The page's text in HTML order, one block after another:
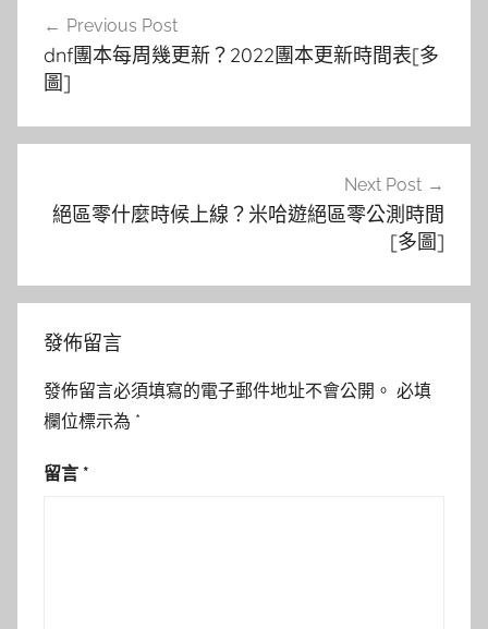
覽
Previous Post
dnf團本每周幾更新？2022團本更新時間表[多
圖]
Next Post
絕區零什麼時候上線？米哈遊絕區零公測時間
[多圖]
發佈留言
發佈留言必須填寫的電子郵件地址不會公開。 必填
欄位標示為 *
留言 *